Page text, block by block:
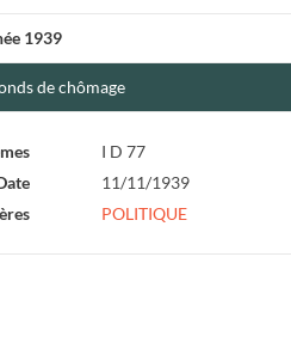
1939
de chômage
I D 77
11/11/1939
POLITIQUE